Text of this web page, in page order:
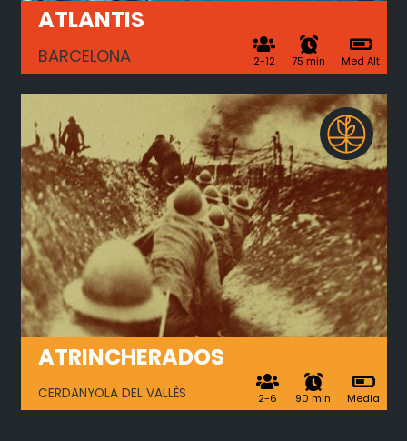
ATLANTIS
BARCELONA 2-12 75 min Med Alt
ATRINCHERADOS
CERDANYOLA DEL VALLÈS 2-6 90 min Media